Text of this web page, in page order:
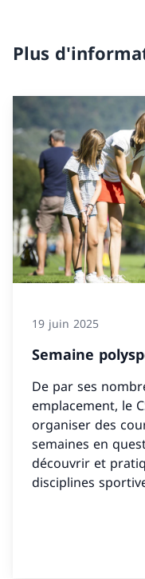
Plus
19 juin 2025
Semaine
De par ses
emplacement, le
organiser des
semaines en
découvrir et
disciplines